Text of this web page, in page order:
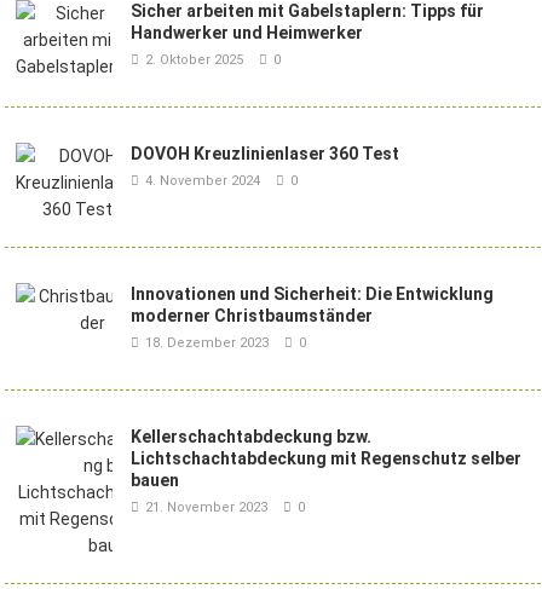
Sicher arbeiten mit Gabelstaplern: Tipps für
Handwerker und Heimwerker
2. Oktober 2025 0
DOVOH Kreuzlinienlaser 360 Test
4. November 2024 0
Innovationen und Sicherheit: Die Entwicklung
moderner Christbaumständer
18. Dezember 2023 0
Kellerschachtabdeckung bzw.
Lichtschachtabdeckung mit Regenschutz selber
bauen
21. November 2023 0